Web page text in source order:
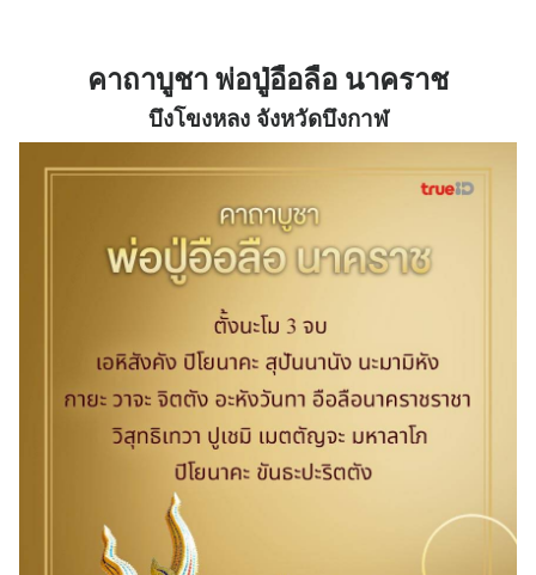
คาถาบูชา พ่อปู่อือลือ นาคราช
บึงโขงหลง จังหวัดบึงกาฬ